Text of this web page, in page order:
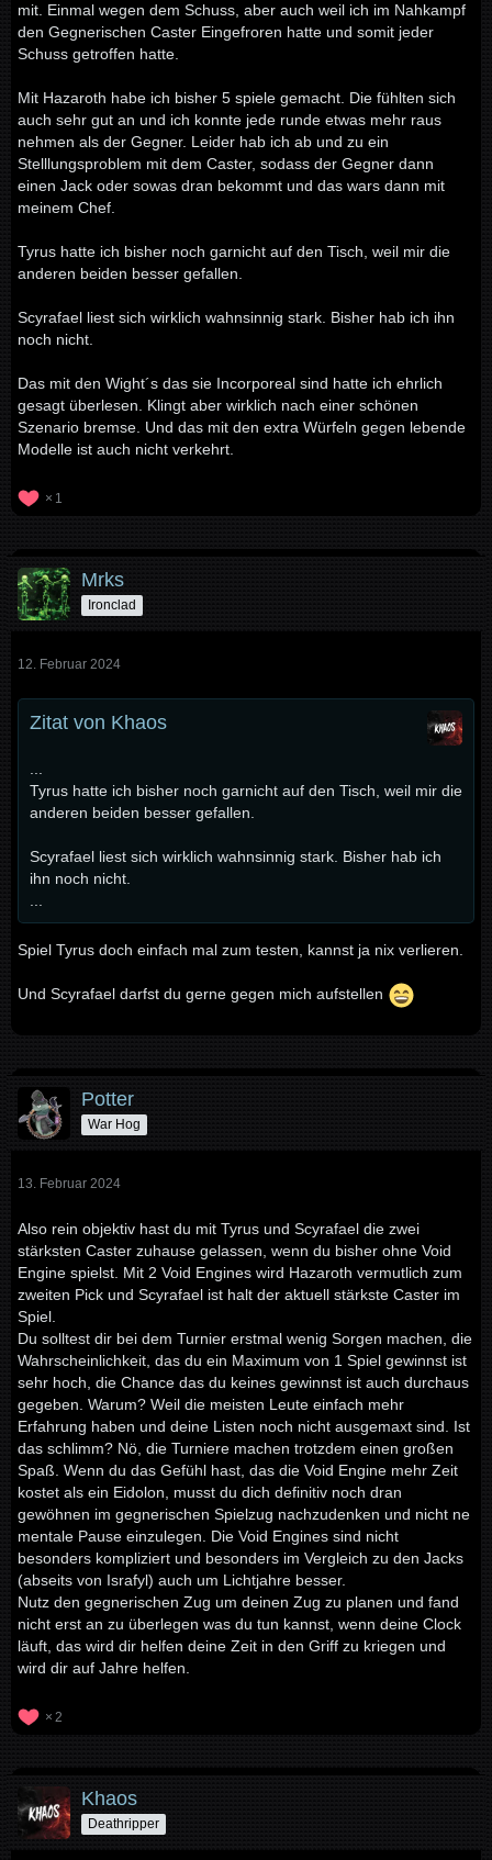
mit. Einmal wegen dem Schuss, aber auch weil ich im Nahkampf
den Gegnerischen Caster Eingefroren hatte und somit jeder
Schuss getroffen hatte.
Mit Hazaroth habe ich bisher 5 spiele gemacht. Die fühlten sich
auch sehr gut an und ich konnte jede runde etwas mehr raus
nehmen als der Gegner. Leider hab ich ab und zu ein
Stelllungsproblem mit dem Caster, sodass der Gegner dann
einen Jack oder sowas dran bekommt und das wars dann mit
meinem Chef.
Tyrus hatte ich bisher noch garnicht auf den Tisch, weil mir die
anderen beiden besser gefallen.
Scyrafael liest sich wirklich wahnsinnig stark. Bisher hab ich ihn
noch nicht.
Das mit den Wight´s das sie Incorporeal sind hatte ich ehrlich
gesagt überlesen. Klingt aber wirklich nach einer schönen
Szenario bremse. Und das mit den extra Würfeln gegen lebende
Modelle ist auch nicht verkehrt.
1
Mrks
Ironclad
12. Februar 2024
Zitat von Khaos
Tyrus hatte ich bisher noch garnicht auf den Tisch, weil mir die
anderen beiden besser gefallen.
Scyrafael liest sich wirklich wahnsinnig stark. Bisher hab ich
ihn noch nicht.
Spiel Tyrus doch einfach mal zum testen, kannst ja nix verlieren.
Und Scyrafael darfst du gerne gegen mich aufstellen
Potter
War Hog
13. Februar 2024
Also rein objektiv hast du mit Tyrus und Scyrafael die zwei
stärksten Caster zuhause gelassen, wenn du bisher ohne Void
Engine spielst. Mit 2 Void Engines wird Hazaroth vermutlich zum
zweiten Pick und Scyrafael ist halt der aktuell stärkste Caster im
Spiel.
Du solltest dir bei dem Turnier erstmal wenig Sorgen machen, die
Wahrscheinlichkeit, das du ein Maximum von 1 Spiel gewinnst ist
sehr hoch, die Chance das du keines gewinnst ist auch durchaus
gegeben. Warum? Weil die meisten Leute einfach mehr
Erfahrung haben und deine Listen noch nicht ausgemaxt sind. Ist
das schlimm? Nö, die Turniere machen trotzdem einen großen
Spaß. Wenn du das Gefühl hast, das die Void Engine mehr Zeit
kostet als ein Eidolon, musst du dich definitiv noch dran
gewöhnen im gegnerischen Spielzug nachzudenken und nicht ne
mentale Pause einzulegen. Die Void Engines sind nicht
besonders kompliziert und besonders im Vergleich zu den Jacks
(abseits von Israfyl) auch um Lichtjahre besser.
Nutz den gegnerischen Zug um deinen Zug zu planen und fand
nicht erst an zu überlegen was du tun kannst, wenn deine Clock
läuft, das wird dir helfen deine Zeit in den Griff zu kriegen und
wird dir auf Jahre helfen.
2
Khaos
Deathripper